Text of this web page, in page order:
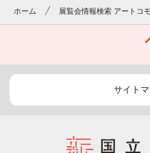
ホーム 展覧会情報検索 アートコ
サイト